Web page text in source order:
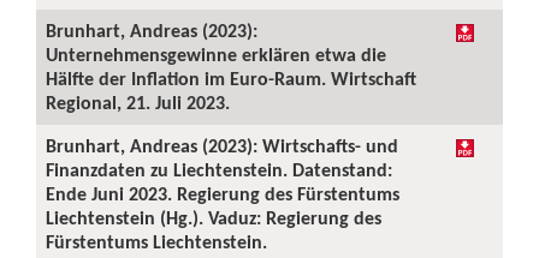
Brunhart, Andreas (2023):
Unternehmensgewinne erklären etwa die
Hälfte der Inflation im Euro-Raum. Wirtschaft
Regional, 21. Juli 2023.
Brunhart, Andreas (2023): Wirtschafts- und
Finanzdaten zu Liechtenstein. Datenstand:
Ende Juni 2023. Regierung des Fürstentums
Liechtenstein (Hg.). Vaduz: Regierung des
Fürstentums Liechtenstein.